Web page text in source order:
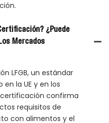
¿Puede
Mercados
LFGB, un estándar
la UE y en los
confirma
requisitos de
con alimentos y el